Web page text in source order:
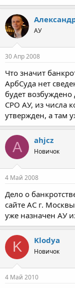
АУ
30 Апр 2008
Что значит
АрбСуда нет
будет возбуждено
СРО АУ, из числа
утвержден, а там
A ahjcz
Новичок
4 Май 2008
Дело о
сайте АС г.
уже назначен АУ
K Klodya
Новичок
4 Май 2010